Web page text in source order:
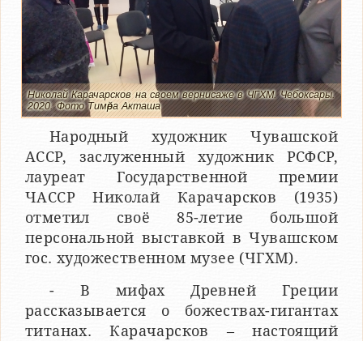
Николай Карачарсков на своем вернисаже в ЧГХМ. Чебоксары.
2020. Фото Тимӗра Акташа
Народный художник Чувашской
АССР, заслуженный художник РСФСР,
лауреат Государственной премии
ЧАССР Николай Карачарсков (1935)
отметил своё 85-летие большой
персональной выставкой в Чувашском
гос. художественном музее (ЧГХМ).
- В мифах Древней Греции
рассказывается о божествах-гигантах
титанах. Карачарсков – настоящий